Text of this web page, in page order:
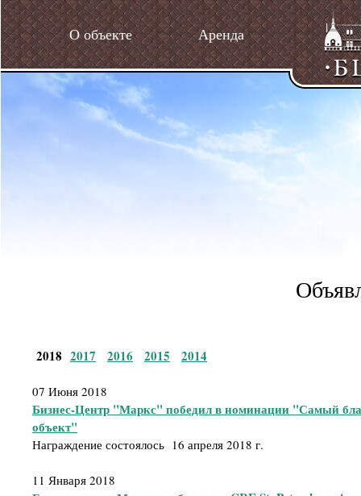
О объекте Аренда
2018 2017 2016 2015 2014
07 Июня 2018
Бизнес-Центр "Маркс" победил в номинации "Самый
объект"
Награждение состоялось 16 апреля 2018 г.
11 Января 2018